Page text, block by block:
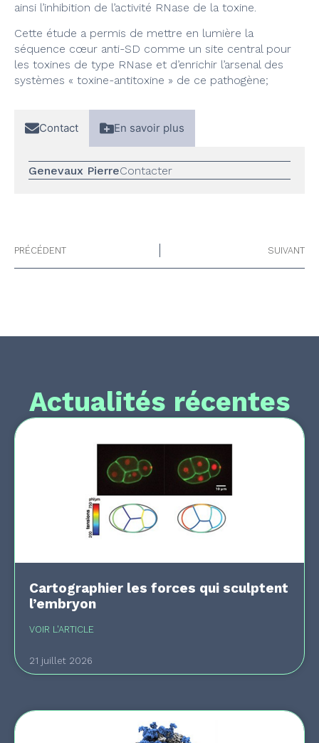
ainsi l’inhibition de l’activité RNase de la toxine.
Cette étude a permis de mettre en lumière la
séquence cœur anti-SD comme un site central pour
les toxines de type RNase et d’enrichir l’arsenal des
systèmes « toxine-antitoxine » de ce pathogène;
Contact En savoir plus
Genevaux PierreContacter
PRÉCÉDENT SUIVANT
Actualités récentes
Cartographier les forces qui sculptent
l’embryon
VOIR L'ARTICLE
21 juillet 2026